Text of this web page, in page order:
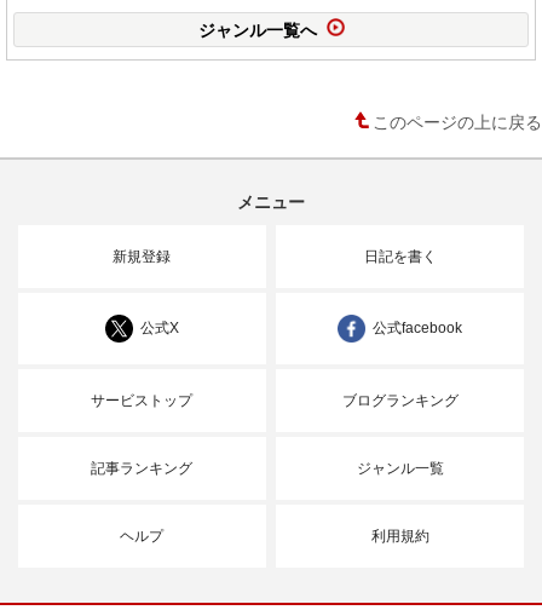
ジャンル一覧へ
このページの上に戻る
メニュー
新規登録 日記を書く
公式X 公式facebook
サービストップ ブログランキング
記事ランキング ジャンル一覧
ヘルプ 利用規約